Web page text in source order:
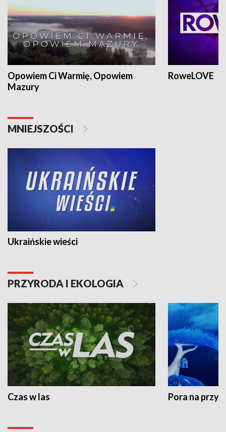
Opowiem Ci Warmię, Opowiem
Mazury
RoweLOVE
MNIEJSZOŚCI
Ukraińskie wieści
PRZYRODA I EKOLOGIA
Czas w las Pora na